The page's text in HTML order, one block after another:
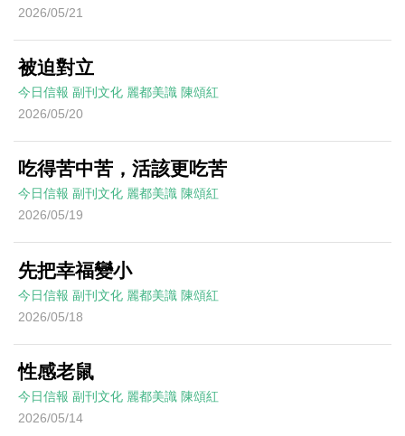
2026/05/21
被迫對立
今日信報 副刊文化 麗都美識 陳頌紅
2026/05/20
吃得苦中苦，活該更吃苦
今日信報 副刊文化 麗都美識 陳頌紅
2026/05/19
先把幸福變小
今日信報 副刊文化 麗都美識 陳頌紅
2026/05/18
性感老鼠
今日信報 副刊文化 麗都美識 陳頌紅
2026/05/14